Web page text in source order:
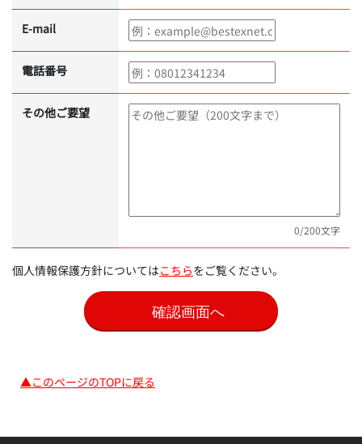
E-mail
電話番号
その他ご要望
0/200文字
個人情報保護方針についてはこちらをご覧ください。
▲このページのTOPに戻る